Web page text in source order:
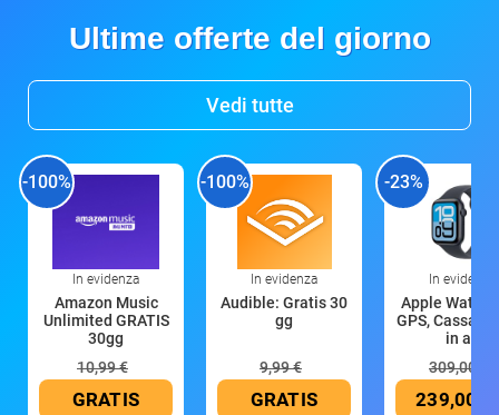
Ultime offerte del giorno
Vedi tutte
-100%
In evidenza
Amazon Music
Unlimited GRATIS
30gg
10,99 €
GRATIS
-100%
In evidenza
Audible: Gratis 30
gg
9,99 €
GRATIS
-23%
In evidenza
Apple Watch
GPS, Cassa
in all
309,00 €
239,00 €